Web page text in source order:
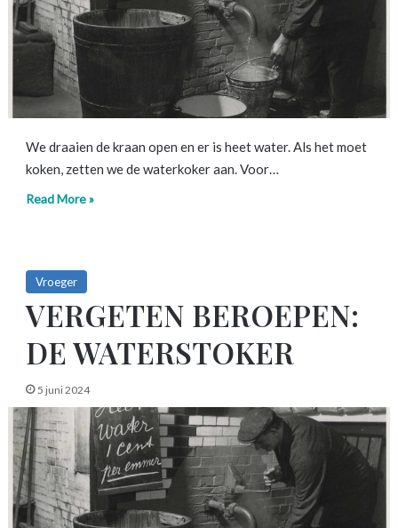
We draaien de kraan open en er is heet water. Als het moet
koken, zetten we de waterkoker aan. Voor…
Read More »
Vroeger
VERGETEN BEROEPEN:
DE WATERSTOKER
5 juni 2024